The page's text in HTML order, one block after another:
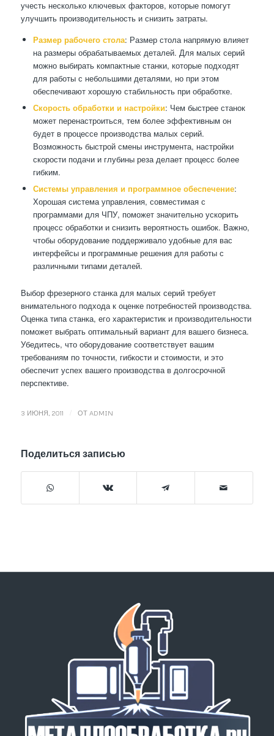
учесть несколько ключевых факторов, которые помогут
улучшить производительность и снизить затраты.
Размер рабочего стола: Размер стола напрямую влияет
на размеры обрабатываемых деталей. Для малых серий
можно выбирать компактные станки, которые подходят
для работы с небольшими деталями, но при этом
обеспечивают хорошую стабильность при обработке.
Скорость обработки и настройки: Чем быстрее станок
может перенастроиться, тем более эффективным он
будет в процессе производства малых серий.
Возможность быстрой смены инструмента, настройки
скорости подачи и глубины реза делает процесс более
гибким.
Системы управления и программное обеспечение:
Хорошая система управления, совместимая с
программами для ЧПУ, поможет значительно ускорить
процесс обработки и снизить вероятность ошибок. Важно,
чтобы оборудование поддерживало удобные для вас
интерфейсы и программные решения для работы с
различными типами деталей.
Выбор фрезерного станка для малых серий требует
внимательного подхода к оценке потребностей производства.
Оценка типа станка, его характеристик и производительности
поможет выбрать оптимальный вариант для вашего бизнеса.
Убедитесь, что оборудование соответствует вашим
требованиям по точности, гибкости и стоимости, и это
обеспечит успех вашего производства в долгосрочной
перспективе.
3 ИЮНЯ, 2011 ОТ ADMIN
Поделиться записью